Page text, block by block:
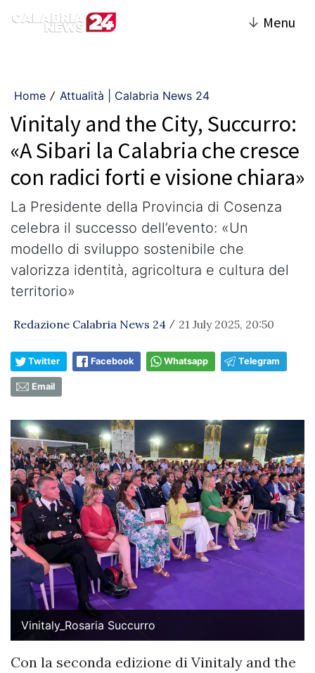
↓ Menu
Home / Attualità | Calabria News 24
Vinitaly and the City, Succurro:
«A Sibari la Calabria che cresce
con radici forti e visione chiara»
La Presidente della Provincia di Cosenza
celebra il successo dell’evento: «Un
modello di sviluppo sostenibile che
valorizza identità, agricoltura e cultura del
territorio»
Redazione Calabria News 24 / 21 July 2025, 20:50
Twitter Facebook Whatsapp Telegram
Email
Vinitaly_Rosaria Succurro
Con la seconda edizione di Vinitaly and the